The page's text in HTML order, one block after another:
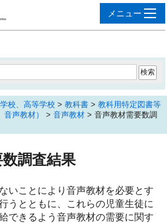
校、高等学校 > 教科書 > 教科用特定図書等
音声教材）
> 音声教材 > 音声教材需要数調
調査結果
いことにより音声教材を必要とす
うとともに、これらの児童生徒に
できるよう音声教材の需要に関す